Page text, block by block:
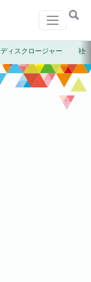
ディスクロージャー 社
＞